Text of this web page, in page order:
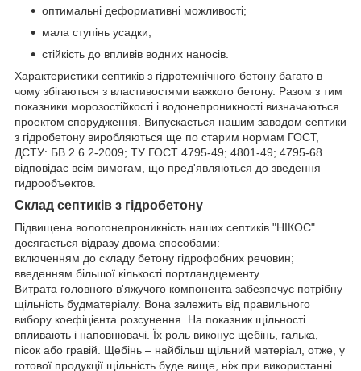
оптимальні деформативні можливості;
мала ступінь усадки;
стійкість до впливів водних наносів.
Характеристики септиків з гідротехнічного бетону багато в
чому збігаються з властивостями важкого бетону. Разом з тим
показники морозостійкості і водонепроникності визначаються
проектом спорудження. Випускається нашим заводом септики
з гідробетону виробляються ще по старим нормам ГОСТ,
ДСТУ: БВ 2.6.2-2009; ТУ ГОСТ 4795-49; 4801-49; 4795-68
відповідає всім вимогам, що пред'являються до зведення
гидрообъектов.
Склад септиків з гідробетону
Підвищена вологонепроникність наших септиків "НІКОС"
досягається відразу двома способами:
включенням до складу бетону гідрофобних речовин;
введенням більшої кількості портландцементу.
Витрата головного в'яжучого компонента забезпечує потрібну
щільність будматеріалу. Вона залежить від правильного
вибору коефіцієнта розсунення. На показник щільності
впливають і наповнювачі. Їх роль виконує щебінь, галька,
пісок або гравій. Щебінь – найбільш щільний матеріал, отже, у
готової продукції щільність буде вище, ніж при використанні